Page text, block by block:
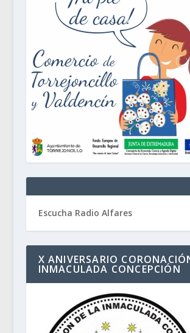
Escucha Radio Alfares
X ANIVERSARIO
INMACULADA CONCEPCIÓN